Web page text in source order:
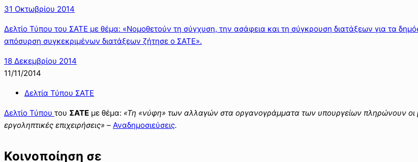
31 Οκτωβρίου 2014
Δελτίο Τύπου του ΣΑΤΕ με θέμα: «Νομοθετούν τη σύγχυση, την ασάφεια και τη σύγκρουση διατάξεων για τα
απόσυρση συγκεκριμένων διατάξεων ζήτησε ο ΣΑΤΕ».
18 Δεκεμβρίου 2014
11/11/2014
Δελτία Τύπου ΣΑΤΕ
Δελτίο Τύπου του ΣΑΤΕ με θέμα: «Τη «νύφη» των αλλαγών στα οργανογράμματα των υπουργείων πληρώνουν οι
εργοληπτικές επιχειρήσεις» – Αναδημοσιεύσεις.
Κοινοποίηση σε